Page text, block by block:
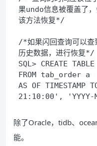
果undo信息被覆盖了
该方法恢复*/
/*如果闪回查询可以查
历史数据，进行恢复*/
SQL> CREATE
FROM tab_order a
AS OF TIMESTAMP
21:10:00', 'YYYY-
除了Oracle，tidb、
能。